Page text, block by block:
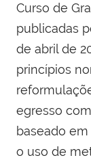
Curso de
publicadas
de abril de
princípios
egresso
baseado
o uso de